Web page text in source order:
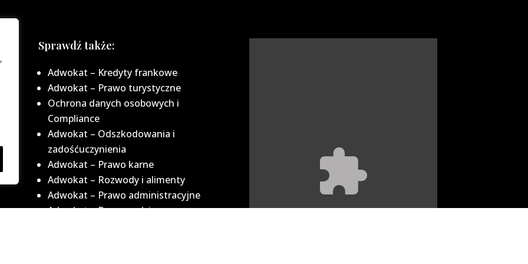
Sprawdź także:
Adwokat – Kredyty frankowe
Adwokat – Prawo turystyczne
Ochrona danych osobowych i
Compliance
Adwokat – Odszkodowania i
zadośćuczynienia
Adwokat – Prawo karne
Adwokat – Rozwody i alimenty
Adwokat – Prawo administracyjne
Adwokat– Prawo rodzinne